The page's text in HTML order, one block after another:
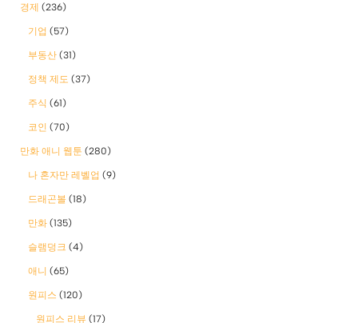
경제 (236)
기업 (57)
부동산 (31)
정책 제도 (37)
주식 (61)
코인 (70)
만화 애니 웹툰 (280)
나 혼자만 레벨업 (9)
드래곤볼 (18)
만화 (135)
슬램덩크 (4)
애니 (65)
원피스 (120)
원피스 리뷰 (17)